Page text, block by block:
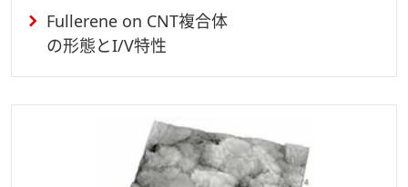
Fullerene on CNT複合体
の形態とI/V特性